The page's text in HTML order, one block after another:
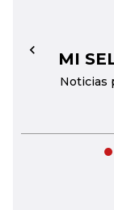
MI
Noticias
←